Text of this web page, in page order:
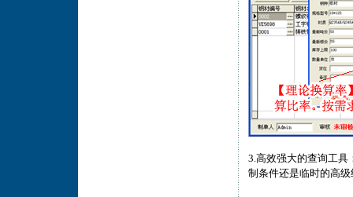
3.高效强大的查询工具
制条件还是临时的高